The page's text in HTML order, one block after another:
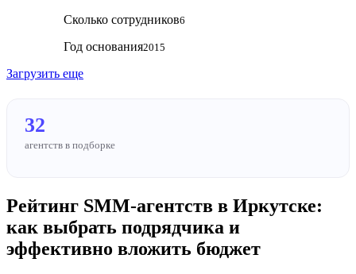
Сколько сотрудников6
Год основания2015
Загрузить еще
32
агентств в подборке
Рейтинг SMM‑агентств в Иркутске:
как выбрать подрядчика и
эффективно вложить бюджет